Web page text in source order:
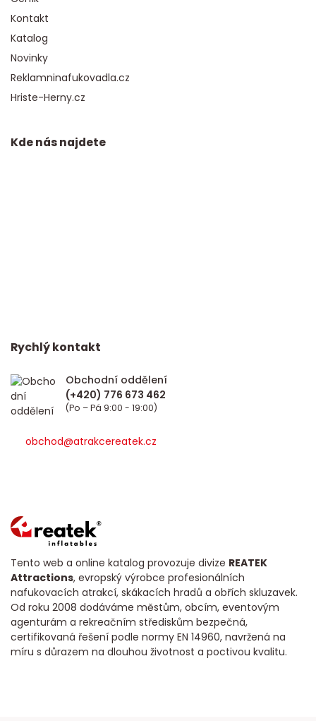
Kontakt
Katalog
Novinky
Reklamninafukovadla.cz
Hriste-Herny.cz
Kde nás najdete
Tento web a online katalog provozuje divize REATEK
Attractions, evropský výrobce profesionálních
nafukovacích atrakcí, skákacích hradů a obřích skluzavek.
Od roku 2008 dodáváme městům, obcím, eventovým
agenturám a rekreačním střediskům bezpečná,
certifikovaná řešení podle normy EN 14960, navržená na
míru s důrazem na dlouhou životnost a poctivou kvalitu.
Rychlý kontakt
Obchodní oddělení
(Po – Pá 9:00 - 19:00)
obchod@atrakcereatek.cz